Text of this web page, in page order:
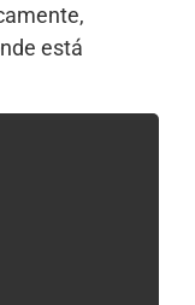
está